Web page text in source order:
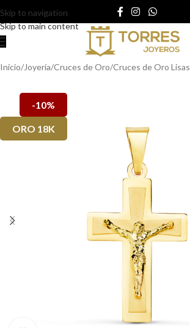
Skip to navigation
Skip to main content
Inicio/Joyería/Cruces de Oro/Cruces de Oro Lisas
-10%
ORO 18K